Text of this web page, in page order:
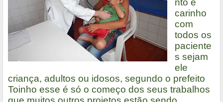
nto e
carinho
com
todos os
paciente
s sejam
ele
criança, adultos ou idosos, segundo o prefeito
Toinho esse é só o começo dos seus trabalhos